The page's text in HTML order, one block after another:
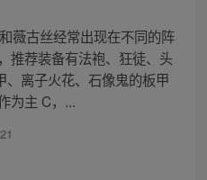
薇古丝经常出现在不同的阵
推荐装备有法袍、狂徒、头
、离子火花、石像鬼的板甲
为主 C，...